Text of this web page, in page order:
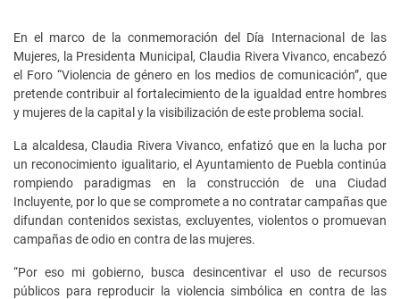
En el marco de la conmemoración del Día Internacional de las
Mujeres, la Presidenta Municipal, Claudia Rivera Vivanco, encabezó
el Foro “Violencia de género en los medios de comunicación”, que
pretende contribuir al fortalecimiento de la igualdad entre hombres
y mujeres de la capital y la visibilización de este problema social.
La alcaldesa, Claudia Rivera Vivanco, enfatizó que en la lucha por
un reconocimiento igualitario, el Ayuntamiento de Puebla continúa
rompiendo paradigmas en la construcción de una Ciudad
Incluyente, por lo que se compromete a no contratar campañas que
difundan contenidos sexistas, excluyentes, violentos o promuevan
campañas de odio en contra de las mujeres.
“Por eso mi gobierno, busca desincentivar el uso de recursos
públicos para reproducir la violencia simbólica en contra de las